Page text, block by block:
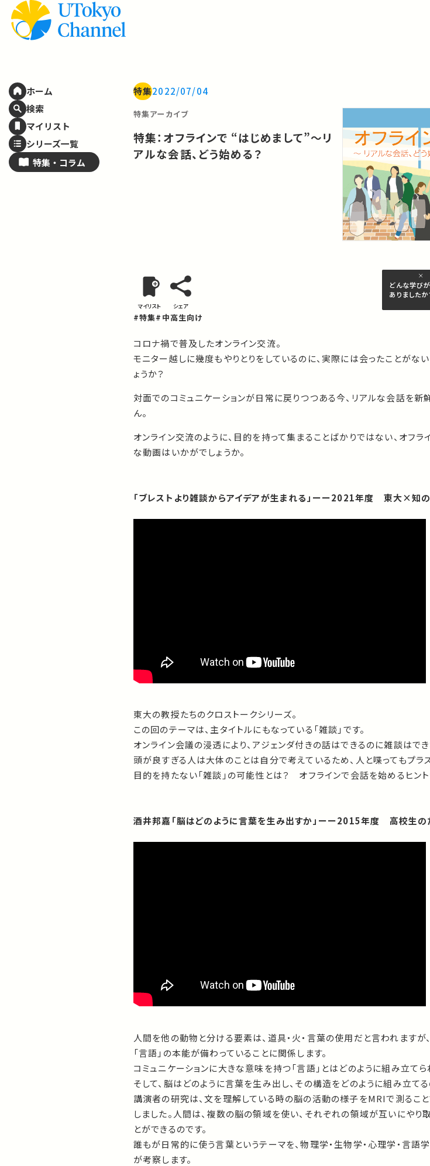
ホーム
検索
マイリスト
シリーズ一覧
特集・ コラム
特集2022/07/04
特集アーカイブ
特集：オフラインで “はじめまして”〜リ
アルな会話、どう始める？
マイリスト シェア
どんな学びが
ありましたか
#特集#中高生向け
コロナ禍で普及したオンライン交流。
モニター越しに幾度もやりとりをしているのに、実際には会ったことがな
ょうか？
対面でのコミュニケーションが日常に戻りつつある今、リアルな会話を新
ん。
オンライン交流のように、目的を持って集まることばかりではない、オフラ
な動画はいかがでしょうか。
「ブレストより雑談からアイデアが生まれる」ーー2021年度 東大×知
東大の教授たちのクロストークシリーズ。
この回のテーマは、主タイトルにもなっている「雑談」です。
オンライン会議の浸透により、アジェンダ付きの話はできるのに雑談はで
頭が良すぎる人は大体のことは自分で考えているため、人と喋ってもプラ
目的を持たない「雑談」の可能性とは？ オフラインで会話を始めるヒン
酒井邦嘉「脳はどのように言葉を生み出すか」ーー2015年度 高校生の
人間を他の動物と分ける要素は、道具・火・言葉の使用だと言われますが
「言語」の本能が備わっていることに関係します。
コミュニケーションに大きな意味を持つ「言語」とはどのように組み立てら
そして、脳はどのように言葉を生み出し、その構造をどのように組み立てる
講演者の研究は、文を理解している時の脳の活動の様子をMRIで測ること
しました。人間は、複数の脳の領域を使い、それぞれの領域が互いにや
とができるのです。
誰もが日常的に使う言葉というテーマを、物理学・生物学・心理学・言
が考察します。